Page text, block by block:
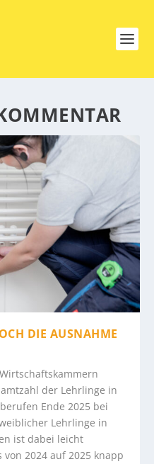
DIE AUSNAHME
der Lehrlinge in
Ende 2025 bei
Lehrlinge in
ist dabei leicht
2024 auf 2025 knapp